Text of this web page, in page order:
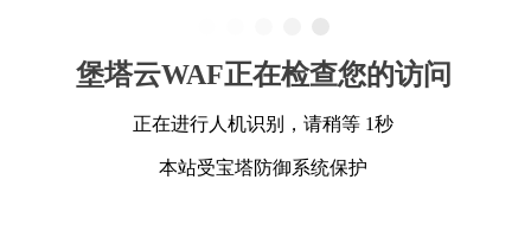
堡塔云WAF正在检查您的访问
正在进行人机识别，请稍等 1秒
本站受宝塔防御系统保护